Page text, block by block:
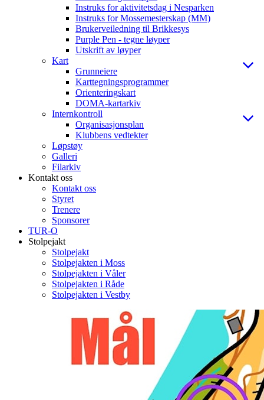
Instruks for aktivitetsdag i Nesparken
Instruks for Mossemesterskap (MM)
Brukerveiledning til Brikkesys
Purple Pen - tegne løyper
Utskrift av løyper
Kart
Grunneiere
Karttegningsprogrammer
Orienteringskart
DOMA-kartarkiv
Internkontroll
Organisasjonsplan
Klubbens vedtekter
Løpstøy
Galleri
Filarkiv
Kontakt oss
Kontakt oss
Styret
Trenere
Sponsorer
TUR-O
Stolpejakt
Stolpejakt
Stolpejakten i Moss
Stolpejakten i Våler
Stolpejakten i Råde
Stolpejakten i Vestby